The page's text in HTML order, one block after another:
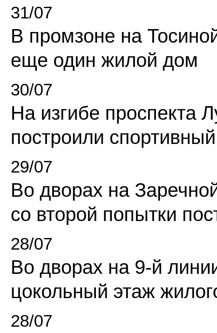
31/07
В промзоне на
еще один жилой дом
30/07
На изгибе проспекта
построили
29/07
Во дворах на
со второй попытки
28/07
Во дворах на 9-й
цокольный этаж
28/07